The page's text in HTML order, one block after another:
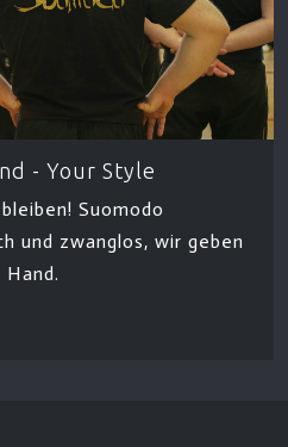
- Your Style
Suomodo
und zwanglos, wir geben